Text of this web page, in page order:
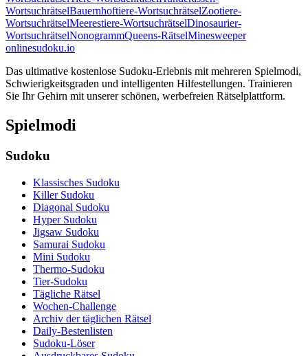
WortsuchrätselBauernhoftiere-WortsuchrätselZootiere-
WortsuchrätselMeerestiere-WortsuchrätselDinosaurier-
WortsuchrätselNonogrammQueens-RätselMinesweeper
onlinesudoku.io
Das ultimative kostenlose Sudoku-Erlebnis mit mehreren Spielmodi,
Schwierigkeitsgraden und intelligenten Hilfestellungen. Trainieren
Sie Ihr Gehirn mit unserer schönen, werbefreien Rätselplattform.
Spielmodi
Sudoku
Klassisches Sudoku
Killer Sudoku
Diagonal Sudoku
Hyper Sudoku
Jigsaw Sudoku
Samurai Sudoku
Mini Sudoku
Thermo-Sudoku
Tier-Sudoku
Tägliche Rätsel
Wochen-Challenge
Archiv der täglichen Rätsel
Daily-Bestenlisten
Sudoku-Löser